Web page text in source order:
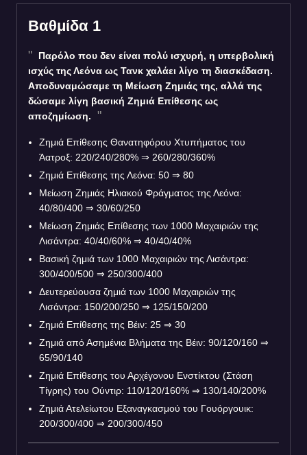
Βαθμίδα 1
Παρόλο που δεν είναι πολύ ισχυρή, η υπερβολική
ισχύς της Λεόνα ως Τανκ χαλάει λίγο τη διασκέδαση.
Αποδυναμώσαμε τη Μείωση Ζημιάς της, αλλά της
δώσαμε λίγη βασική Ζημιά Επίθεσης ως
αποζημίωση.
Ζημιά Επίθεσης Θανατηφόρου Χτυπήματος του
Άατροξ: 220/240/280% ⇒ 260/280/360%
Ζημιά Επίθεσης της Λεόνα: 50 ⇒ 80
Μείωση Ζημιάς Ηλιακού Φράγματος της Λεόνα:
40/80/400 ⇒ 30/60/250
Μείωση Ζημιάς Επίθεσης των 1000 Μαχαιριών της
Λισάντρα: 40/40/60% ⇒ 40/40/40%
Βασική ζημιά των 1000 Μαχαιριών της Λισάντρα:
300/400/500 ⇒ 250/300/400
Δευτερεύουσα ζημιά των 1000 Μαχαιριών της
Λισάντρα: 150/200/250 ⇒ 125/150/200
Ζημιά Επίθεσης της Βέιν: 25 ⇒ 30
Ζημιά από Ασημένια Βλήματα της Βέιν: 90/120/160 ⇒
65/90/140
Ζημιά Επίθεσης του Αρχέγονου Ενστίκτου (Στάση
Τίγρης) του Ούντιρ: 110/120/160% ⇒ 130/140/200%
Ζημιά Ατελείωτου Εξαναγκασμού του Γουόργουικ:
200/300/400 ⇒ 200/300/450